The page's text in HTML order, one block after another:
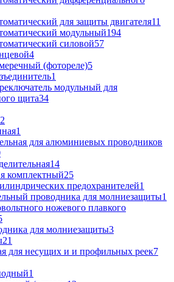
для защиты двигателя11
модульный194
силовой57
4
(фотореле)5
1
модульный для
щита34
2
1
для алюминиевых проводников
14
комплектный25
предохранителей1
проводника для молниезащиты1
ножевого плавкого
для молниезащиты3
21
для несущих и и профильных реек7
1